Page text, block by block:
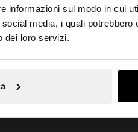
informazioni sul modo in cui
media, i quali
dei loro servizi.
Vuoi navigare sul
No,